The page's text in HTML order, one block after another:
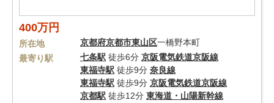
400万円
所在地 京都府京都市東山区一橋野本町
最寄り駅
七条駅 徒歩6分 京阪電気鉄道京阪線
東福寺駅 徒歩9分 奈良線
東福寺駅 徒歩9分 京阪電気鉄道京阪線
京都駅 徒歩12分 東海道・山陽新幹線